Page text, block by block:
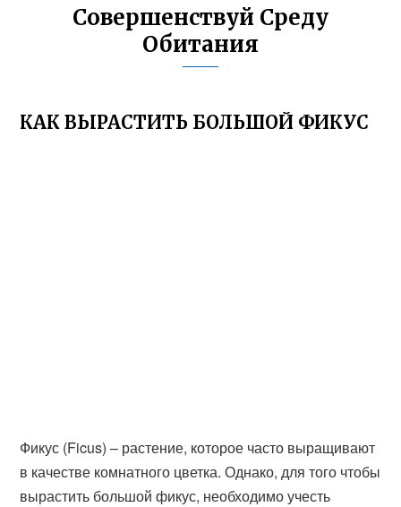
Совершенствуй Среду
Обитания
КАК ВЫРАСТИТЬ БОЛЬШОЙ ФИКУС
Фикус (Ficus) – растение, которое часто выращивают
в качестве комнатного цветка. Однако, для того чтобы
вырастить большой фикус, необходимо учесть